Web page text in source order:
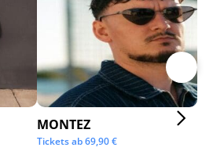
MONTEZ
Tickets ab69,90€